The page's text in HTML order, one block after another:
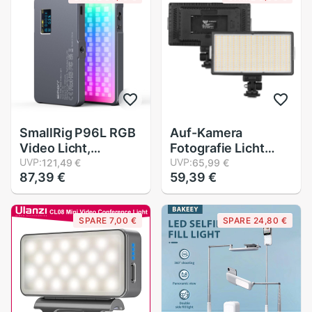
Lampe machen-
hoch
SmallRig P96L RGB
Video Licht,
tragbare LED
Kamera Licht Volle
Farbe Füllen Licht
CRI 96 +
Wiederaufladbare
LED DSLR
Beleuchtung 3489
UVP:121,49 €
87,39 €
Auf-Kamera
Fotografie Licht
Tafel LED-416 LED
Video Licht 416Stck
Licht Perlen 3200-
5600K dimmbare
für draussen Studio
Fotografie
UVP:65,99 €
59,39 €
SPARE 7,00 € SPARE 24,80 €